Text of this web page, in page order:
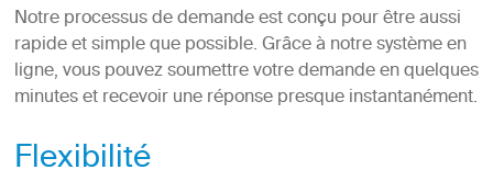
Notre processus de demande est conçu pour être aussi
rapide et simple que possible. Grâce à notre système en
ligne, vous pouvez soumettre votre demande en quelques
minutes et recevoir une réponse presque instantanément.
Flexibilité